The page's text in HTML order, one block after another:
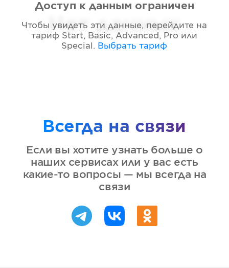
Нет данных
Доступ к данным ограничен
Чтобы увидеть эти данные, перейдите на
тариф Start, Basic, Advanced, Pro или
Special . Выбрать тариф
Всегда на связи
Если вы хотите узнать больше о
наших сервисах или у вас есть
какие-то вопросы — мы всегда на
связи